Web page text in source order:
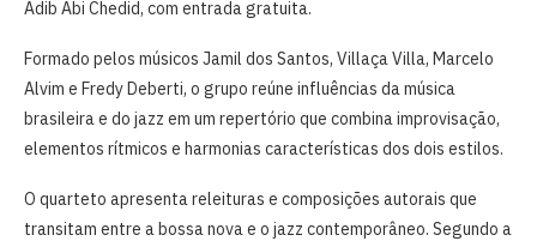
Adib Abi Chedid, com entrada gratuita.
Formado pelos músicos Jamil dos Santos, Villaça Villa, Marcelo
Alvim e Fredy Deberti, o grupo reúne influências da música
brasileira e do jazz em um repertório que combina improvisação,
elementos rítmicos e harmonias características dos dois estilos.
O quarteto apresenta releituras e composições autorais que
transitam entre a bossa nova e o jazz contemporâneo. Segundo a